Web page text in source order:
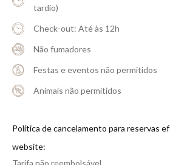
tardio)
Check-out: Até às 12h
Não fumadores
Festas e eventos não permitidos
Animais não permitidos
Política de cancelamento para reservas
website:
Tarifa não reembolsável